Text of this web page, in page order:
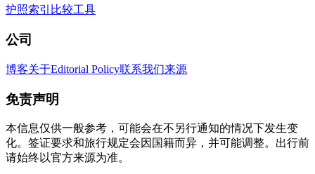
护照索引 比较工具
公司
博客关于Editorial Policy联系我们来源
免责声明
本信息仅供一般参考，可能会在不另行通知的情况下发生变
化。签证要求和旅行规定会因国籍而异，并可能调整。出行前
请始终以官方来源为准。